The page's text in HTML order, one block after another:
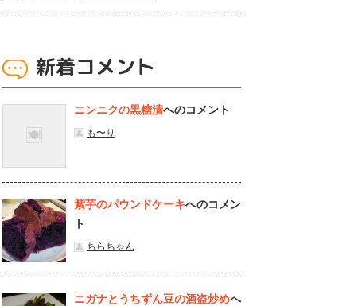
新着コメント
ニンニクの黒糖漬へのコメント
も〜り
紫芋のパウンドケーキへのコメン
ト
ちらちゃん
ニガナとうちずん豆の酒盗炒めへ